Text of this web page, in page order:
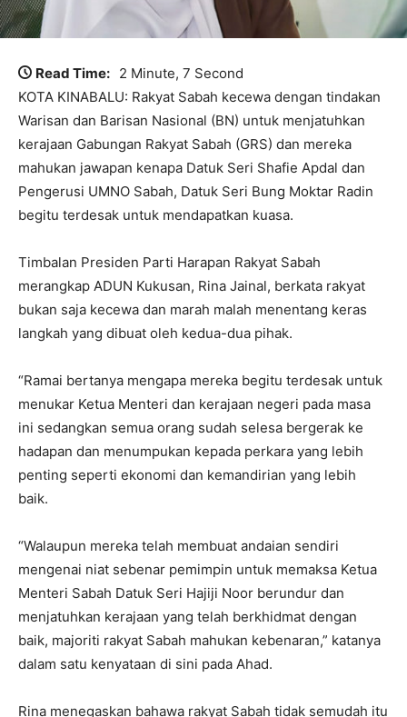
Read Time: 2 Minute, 7 Second
KOTA KINABALU: Rakyat Sabah kecewa dengan tindakan
Warisan dan Barisan Nasional (BN) untuk menjatuhkan
kerajaan Gabungan Rakyat Sabah (GRS) dan mereka
mahukan jawapan kenapa Datuk Seri Shafie Apdal dan
Pengerusi UMNO Sabah, Datuk Seri Bung Moktar Radin
begitu terdesak untuk mendapatkan kuasa.
Timbalan Presiden Parti Harapan Rakyat Sabah
merangkap ADUN Kukusan, Rina Jainal, berkata rakyat
bukan saja kecewa dan marah malah menentang keras
langkah yang dibuat oleh kedua-dua pihak.
“Ramai bertanya mengapa mereka begitu terdesak untuk
menukar Ketua Menteri dan kerajaan negeri pada masa
ini sedangkan semua orang sudah selesa bergerak ke
hadapan dan menumpukan kepada perkara yang lebih
penting seperti ekonomi dan kemandirian yang lebih
baik.
“Walaupun mereka telah membuat andaian sendiri
mengenai niat sebenar pemimpin untuk memaksa Ketua
Menteri Sabah Datuk Seri Hajiji Noor berundur dan
menjatuhkan kerajaan yang telah berkhidmat dengan
baik, majoriti rakyat Sabah mahukan kebenaran,” katanya
dalam satu kenyataan di sini pada Ahad.
Rina menegaskan bahawa rakyat Sabah tidak semudah itu